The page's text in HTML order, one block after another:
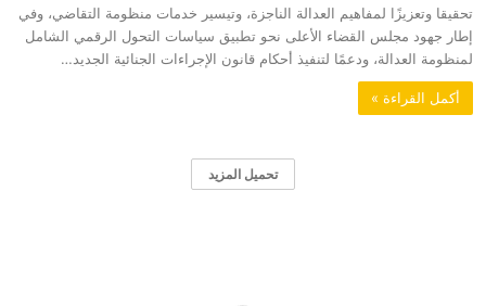
تحقيقا وتعزيزًا لمفاهيم العدالة الناجزة، وتيسير خدمات منظومة التقاضي، وفي
إطار جهود مجلس القضاء الأعلى نحو تطبيق سياسات التحول الرقمي الشامل
لمنظومة العدالة، ودعمًا لتنفيذ أحكام قانون الإجراءات الجنائية الجديد…
‫أكمل القراءة »‬